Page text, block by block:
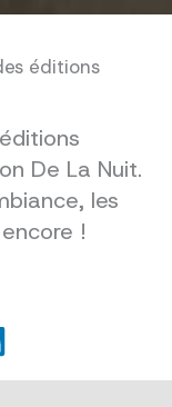
éditions
De La Nuit.
les
!